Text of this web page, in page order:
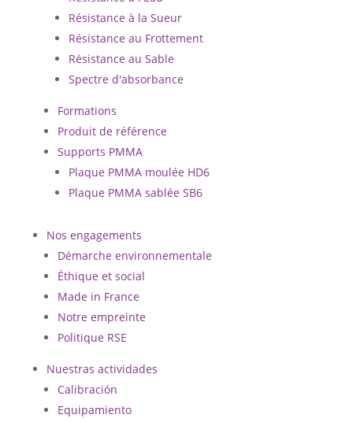
Résistance à la Sueur
Résistance au Frottement
Résistance au Sable
Spectre d'absorbance
Formations
Produit de référence
Supports PMMA
Plaque PMMA moulée HD6
Plaque PMMA sablée SB6
Nos engagements
Démarche environnementale
Éthique et social
Made in France
Notre empreinte
Politique RSE
Nuestras actividades
Calibración
Equipamiento